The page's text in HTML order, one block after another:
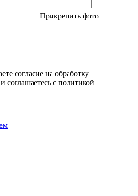
Прикрепить фото
согласие на обработку
соглашаетесь с политикой